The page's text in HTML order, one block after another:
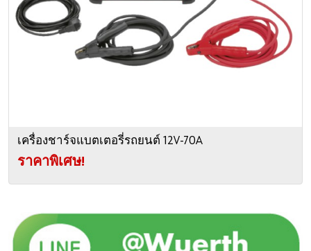
เครื่องชาร์จแบตเตอรี่รถยนต์ 12V-70A
ราคาพิเศษ!